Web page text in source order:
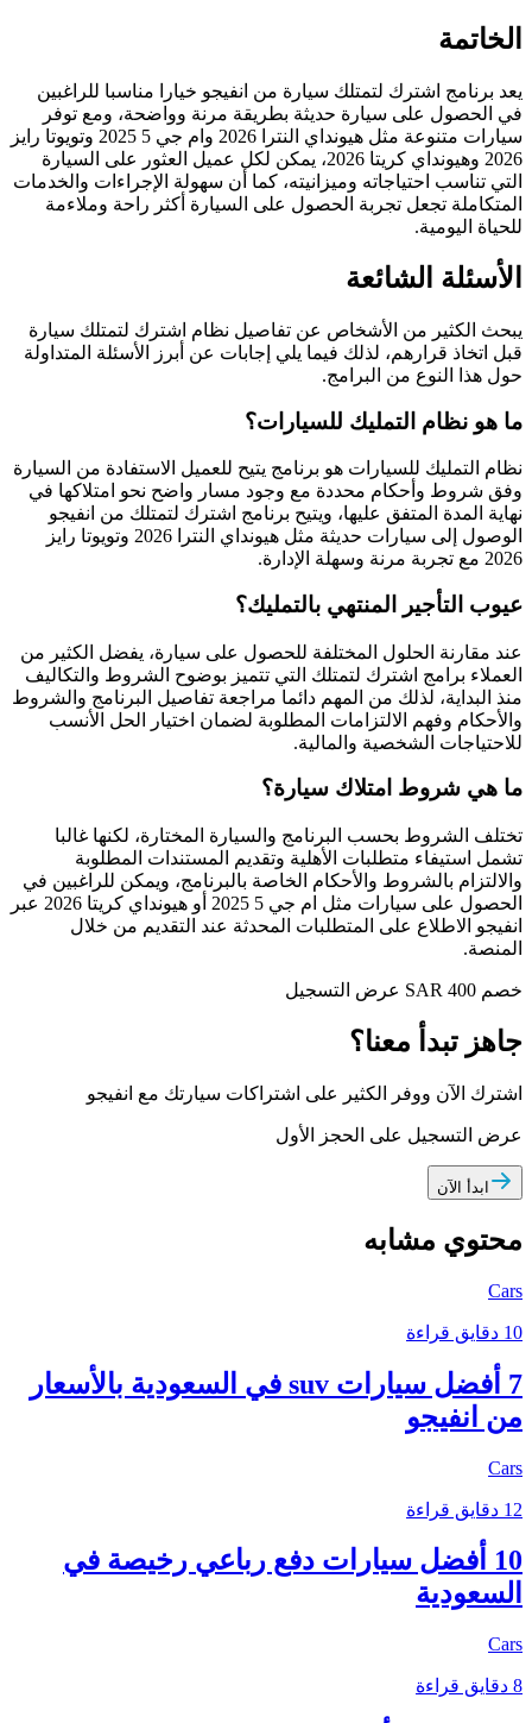
الخاتمة
يعد برنامج اشترك لتمتلك سيارة من انفيجو خيارا مناسبا للراغبين
في الحصول على سيارة حديثة بطريقة مرنة وواضحة، ومع توفر
سيارات متنوعة مثل هيونداي النترا 2026 وام جي 5 2025 وتويوتا رايز
2026 وهيونداي كريتا 2026، يمكن لكل عميل العثور على السيارة
التي تناسب احتياجاته وميزانيته، كما أن سهولة الإجراءات والخدمات
المتكاملة تجعل تجربة الحصول على السيارة أكثر راحة وملاءمة
للحياة اليومية.
الأسئلة الشائعة
يبحث الكثير من الأشخاص عن تفاصيل نظام اشترك لتمتلك سيارة
قبل اتخاذ قرارهم، لذلك فيما يلي إجابات عن أبرز الأسئلة المتداولة
حول هذا النوع من البرامج.
ما هو نظام التمليك للسيارات؟
نظام التمليك للسيارات هو برنامج يتيح للعميل الاستفادة من السيارة
وفق شروط وأحكام محددة مع وجود مسار واضح نحو امتلاكها في
نهاية المدة المتفق عليها، ويتيح برنامج اشترك لتمتلك من انفيجو
الوصول إلى سيارات حديثة مثل هيونداي النترا 2026 وتويوتا رايز
2026 مع تجربة مرنة وسهلة الإدارة.
عيوب التأجير المنتهي بالتمليك؟
عند مقارنة الحلول المختلفة للحصول على سيارة، يفضل الكثير من
العملاء برامج اشترك لتمتلك التي تتميز بوضوح الشروط والتكاليف
منذ البداية، لذلك من المهم دائما مراجعة تفاصيل البرنامج والشروط
والأحكام وفهم الالتزامات المطلوبة لضمان اختيار الحل الأنسب
للاحتياجات الشخصية والمالية.
ما هي شروط امتلاك سيارة؟
تختلف الشروط بحسب البرنامج والسيارة المختارة، لكنها غالبا
تشمل استيفاء متطلبات الأهلية وتقديم المستندات المطلوبة
والالتزام بالشروط والأحكام الخاصة بالبرنامج، ويمكن للراغبين في
الحصول على سيارات مثل ام جي 5 2025 أو هيونداي كريتا 2026 عبر
انفيجو الاطلاع على المتطلبات المحدثة عند التقديم من خلال
المنصة.
خصم SAR 400 عرض التسجيل
جاهز تبدأ معنا؟
اشترك الآن ووفر الكثير على اشتراكات سيارتك مع انفيجو
عرض التسجيل على الحجز الأول
ابدأ الآن
محتوي مشابه
Cars
10 دقايق قراءة
7 أفضل سيارات suv في السعودية بالأسعار
من انفيجو
Cars
12 دقايق قراءة
10 أفضل سيارات دفع رباعي رخيصة في
السعودية
Cars
8 دقايق قراءة